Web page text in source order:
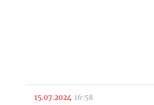
15.07.2024 16:58